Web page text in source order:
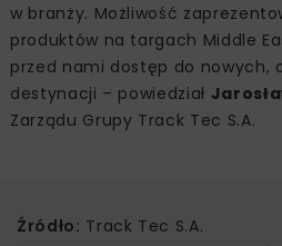
w branży. Możliwość
produktów na targach Middle
przed nami dostęp do nowych,
destynacji – powiedział
Zarządu Grupy Track Tec S.A.
Źródło: Track Tec S.A.